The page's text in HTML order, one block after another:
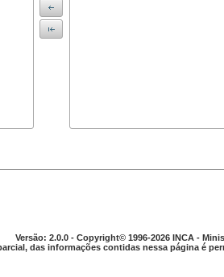
Versão: 2.0.0 - Copyright© 1996-2026 INCA -
das informações contidas nessa página é